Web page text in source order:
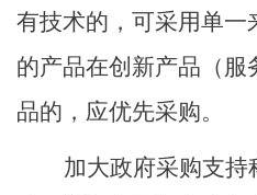
有技术的，可采用单一
的产品在创新产品（服
品的，应优先采购。
加大政府采购支持